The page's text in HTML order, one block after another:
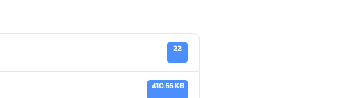
22
410.66 KB